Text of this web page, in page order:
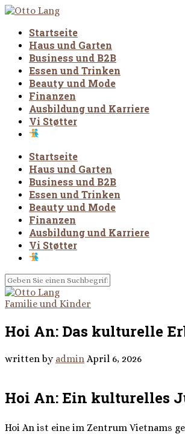
Startseite
Haus und Garten
Business und B2B
Essen und Trinken
Beauty und Mode
Finanzen
Ausbildung und Karriere
Vi Støtter
Startseite
Haus und Garten
Business und B2B
Essen und Trinken
Beauty und Mode
Finanzen
Ausbildung und Karriere
Vi Støtter
Familie und Kinder
Hoi An: Das kulturelle
written by admin April 6, 2026
Hoi An: Ein kulturelles
Hoi An ist eine im Zentrum Vietnams